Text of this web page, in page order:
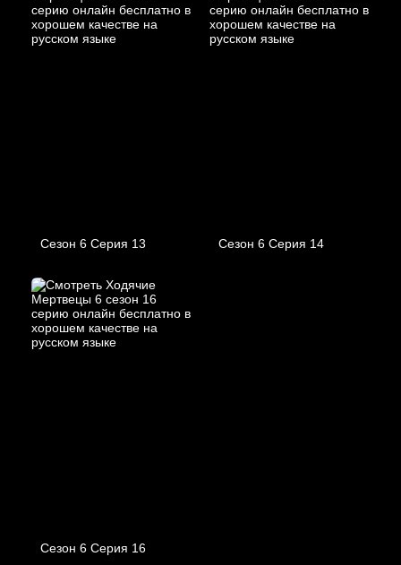
Сезон 6 Серия 13 Сезон 6 Серия 14
Сезон 6 Серия 16